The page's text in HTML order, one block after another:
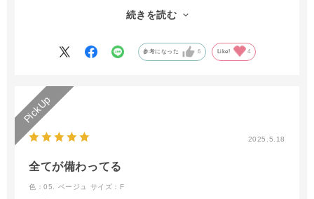
物なら大丈夫だろうと買ってみた。
開閉がスムーズ（今まで買った傘は意外とここがダメなものが多
当にきれいにビシッとたたまれる。一瞬でしまうことが出来る。
雨の日こそ視認が大事なのでカラフルな色にも満足。
続きを読む
参考になった 6 Like! 4
2025.5.18
全てが備わってる
色：05. ベージュ サイズ：F